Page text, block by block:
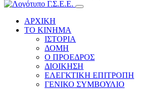
ΑΡΧΙΚΗ
ΤΟ ΚΙΝΗΜΑ
ΙΣΤΟΡΙΑ
ΔΟΜΗ
Ο ΠΡΟΕΔΡΟΣ
ΔΙΟΙΚΗΣΗ
ΕΛΕΓΚΤΙΚΗ ΕΠΙΤΡΟΠΗ
ΓΕΝΙΚΟ ΣΥΜΒΟΥΛΙΟ